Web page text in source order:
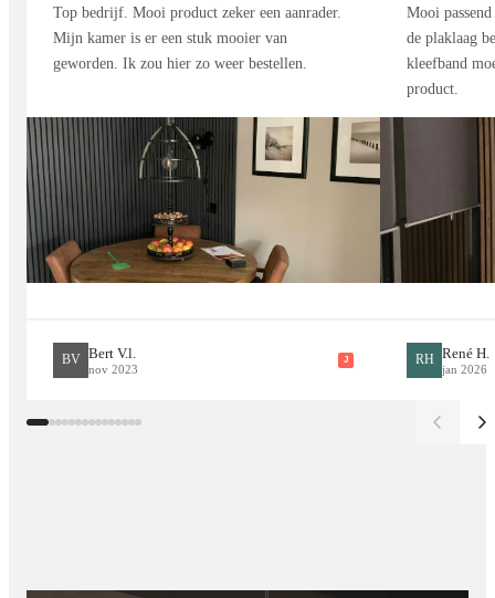
Toepassingen van 3D SPC Wandpaneel
3D Wandpanelen voorWoonkamer & slaapkamer
Stone Plastic Composite Wandpanelen voorKeuken &
achterwand
Kantoren & commerciëleruimtes 3d Wandpanelen Donkere
Nacht Graniet
SPC Wandpanelen voor Buitenmuren &
overdekte terrassen
buitenruimtes
Top bedrijf. Mooi product zeker een aanrader.
Mijn kamer is er een stuk mooier van
geworden. Ik zou hier zo weer bestellen.
BV Bert V.l.
nov 2023
J
Mooi
de plaklaag
kleefband
product.
RH René H.
jan 2026